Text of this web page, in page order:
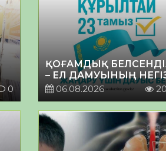
0
ҚОҒАМДЫҚ
– ЕЛ ДАМУЫНЫҢ
06.08.2026
20